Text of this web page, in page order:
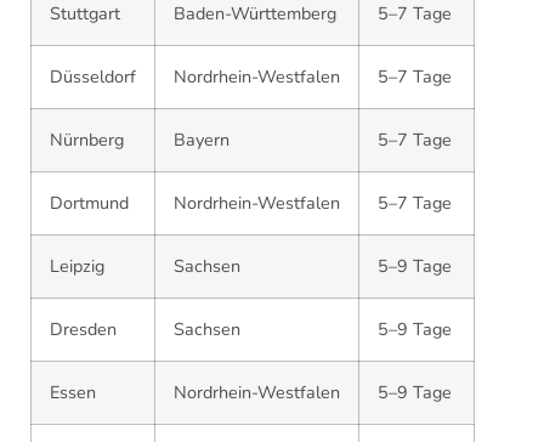
Stuttgart Baden-Württemberg 5–7 Tage
Düsseldorf Nordrhein-Westfalen 5–7 Tage
Nürnberg Bayern 5–7 Tage
Dortmund Nordrhein-Westfalen 5–7 Tage
Leipzig Sachsen 5–9 Tage
Dresden Sachsen 5–9 Tage
Essen Nordrhein-Westfalen 5–9 Tage